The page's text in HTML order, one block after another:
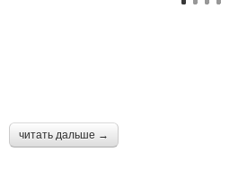
читать дальше →